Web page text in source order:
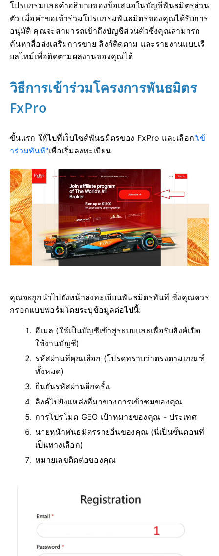
โปรแกรมและคำอธิบายของข้อเสนอในบัญชีพันธมิตรส่วน
ตัว เมื่อคำขอเข้าร่วมโปรแกรมพันธมิตรของคุณได้รับการ
อนุมัติ คุณจะสามารถเข้าถึงบัญชีส่วนตัวซึ่งคุณสามารถ
ค้นหาสื่อส่งเสริมการขาย ลิงก์ติดตาม และรายงานแบบเรี
ยลไทม์เพื่อติดตามผลงานของคุณได้
วิธีการเข้าร่วมโครงการพันธมิตร
FxPro
ขั้นแรก ให้ไปที่เว็บไซต์พันธมิตรของ FxPro และเลือก"เข้
าร่วมทันที"เพื่อเริ่มลงทะเบียน
คุณจะถูกนำไปยังหน้าลงทะเบียนพันธมิตรทันที ซึ่งคุณควร
กรอกแบบฟอร์มโดยระบุข้อมูลต่อไปนี้:
อีเมล (ใช้เป็นบัญชีเข้าสู่ระบบและเพื่อรับลิงค์เปิด
ใช้งานบัญชี)
รหัสผ่านที่คุณเลือก (โปรดทราบว่าตรงตามเกณฑ์
ทั้งหมด)
ยืนยันรหัสผ่านอีกครั้ง.
ลิงค์ไปยังแหล่งที่มาของการเข้าชมของคุณ
การโปรโมต GEO เป้าหมายของคุณ - ประเทศ
นายหน้าพันธมิตรรายอื่นของคุณ (นี่เป็นขั้นตอนที่
เป็นทางเลือก)
หมายเลขติดต่อของคุณ